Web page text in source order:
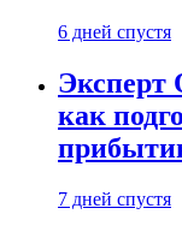
6 дней спустя
Эксперт
как
7 дней спустя